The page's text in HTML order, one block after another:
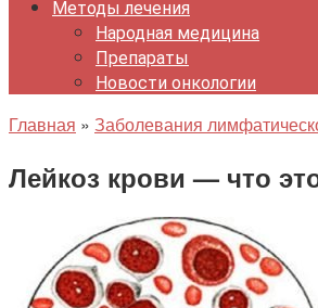
Методы лечения
Народная медицина
Препараты
Новости онкологии
Главная » Заболевания
Лейкоз крови — что